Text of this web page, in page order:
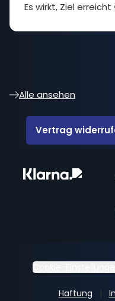
Es wirkt, Ziel erreicht
Alle ansehen
Vertrag
Cookie-
Haftung